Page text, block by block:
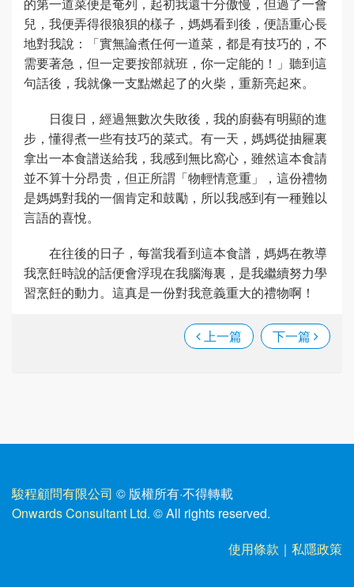
兒，我便弄得很狼狽的樣子，媽媽看到後，便語重心長
地對我說：「實無論煮任何一道菜，都是有技巧的，不
需要著急，但一定要按部就班，你一定能的！」聽到這
句話後，我就像一支點燃起了的火柴，重新亮起來。
日復日，經過無數次失敗後，我的廚藝有明顯的進
步，懂得煮一些有技巧的菜式。有一天，媽媽從抽屜裏
拿出一本食譜送給我，我感到無比窩心，雖然這本食請
並不算十分昂贵，但正所謂「物輕情意重」，這份禮物
是媽媽對我的一個肯定和鼓勵，所以我感到有一種難以
言語的喜悅。
在往後的日子，每當我看到這本食譜，媽媽在教導
我烹飪時說的話便會浮現在我腦海裏，是我繼續努力學
習烹飪的動力。這真是一份對我意義重大的禮物啊！
上一篇 下一篇
駿程顧問有限公司 © 版權所有·不得轉載
Onwards Consultant Ltd. © All rights reserved.
使用條款 ｜ 私隱政策